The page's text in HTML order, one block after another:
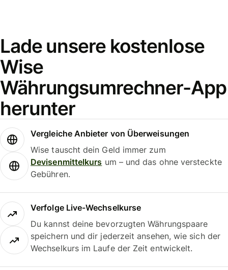
Lade unsere kostenlose
Wise
Währungsumrechner-App
herunter
Vergleiche Anbieter von Überweisungen
Wise tauscht dein Geld immer zum
Devisenmittelkurs um – und das ohne versteckte
Gebühren.
Verfolge Live-Wechselkurse
Du kannst deine bevorzugten Währungspaare
speichern und dir jederzeit ansehen, wie sich der
Wechselkurs im Laufe der Zeit entwickelt.